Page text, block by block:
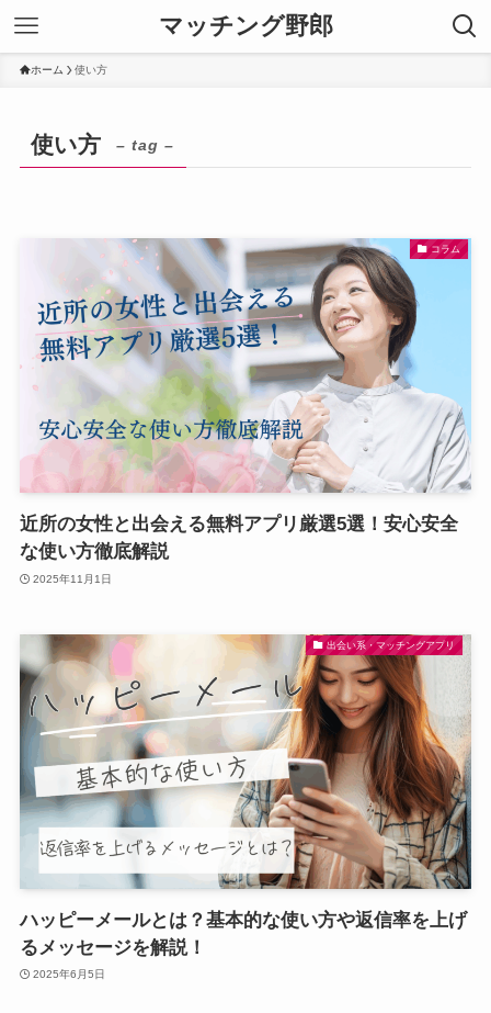
マッチング野郎
ホーム 使い方
使い方 – tag –
コラム
近所の女性と出会える無料アプリ厳選5選！安心安全
な使い方徹底解説
2025年11月1日
出会い系・マッチングアプリ
ハッピーメールとは？基本的な使い方や返信率を上げ
るメッセージを解説！
2025年6月5日